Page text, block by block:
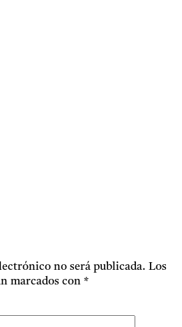
no será publicada. Los
marcados con *